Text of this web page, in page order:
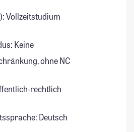
Vollzeitstudium
Keine
ohne NC
rechtlich
Deutsch